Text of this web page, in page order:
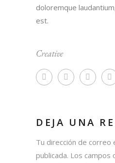
doloremque
est.
Creative
DEJA UNA
Tu dirección de correo
publicada. Los campos